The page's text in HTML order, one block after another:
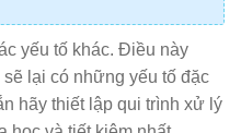
yếu tố khác. Điều này
lại có những yếu tố đặc
hãy thiết lập qui trình xử lý